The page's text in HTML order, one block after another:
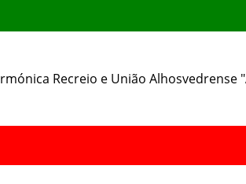
Recreio e União Alhosvedrense